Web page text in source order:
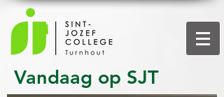
Vandaag op SJT